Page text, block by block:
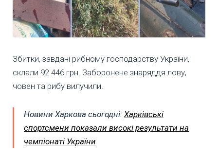
Збитки, завдані рибному господарству України,
склали 92 446 грн. Заборонене знаряддя лову,
човен та рибу вилучили.
Новини Харкова сьогодні: Харківські
спортсмени показали високі результати на
чемпіонаті України